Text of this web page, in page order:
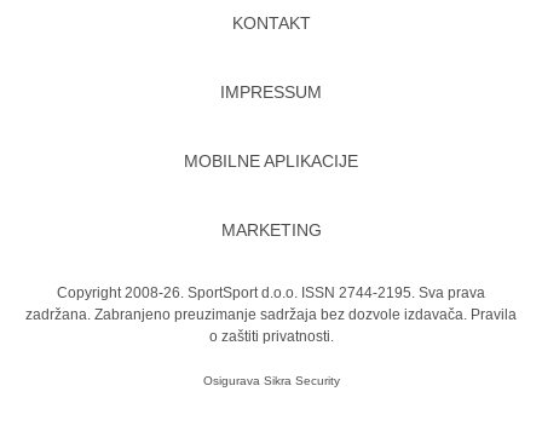
KONTAKT
IMPRESSUM
MOBILNE APLIKACIJE
MARKETING
Copyright 2008-26. SportSport d.o.o. ISSN 2744-2195. Sva prava
zadržana. Zabranjeno preuzimanje sadržaja bez dozvole izdavača. Pravila
o zaštiti privatnosti.
Osigurava Sikra Security